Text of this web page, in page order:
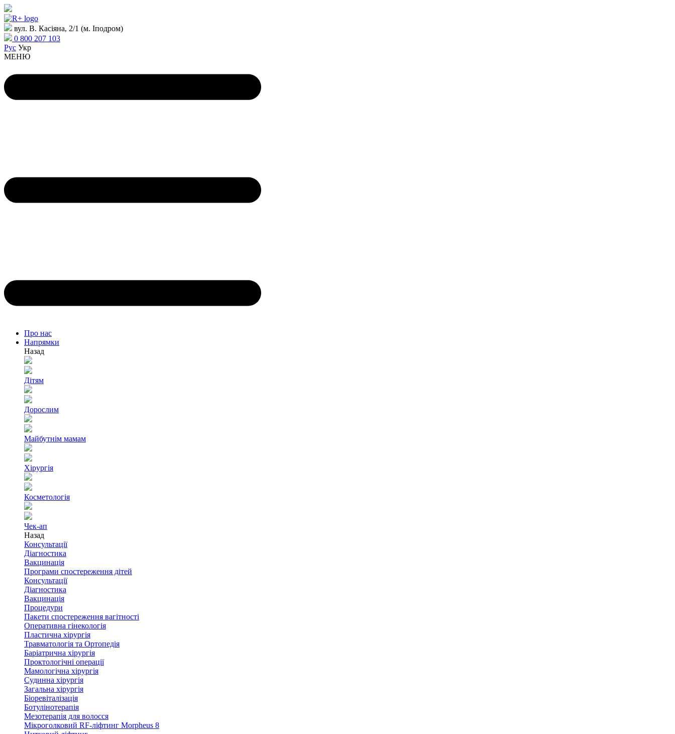
вул. В. Касіяна, 2/1 (м. Іподром)
0 800 207 103
Рус Укр
МЕНЮ
Про нас
Напрямки
Назад
Дітям
Дорослим
Майбутнім мамам
Хірургія
Косметологія
Чек-ап
Назад
Консультації
Діагностика
Вакцинація
Програми спостереження дітей
Консультації
Діагностика
Вакцинація
Процедури
Пакети спостереження вагітності
Оперативна гінекологія
Пластична хірургія
Травматологія та Ортопедія
Баріатрична хірургія
Проктологічні операції
Мамологічна хірургія
Судинна хірургія
Загальна хірургія
Біоревіталізація
Ботулінотерапія
Мезотерапія для волосся
Мікроголковий RF-ліфтинг Morpheus 8